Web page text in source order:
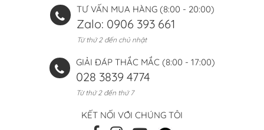
TƯ VẤN MUA HÀNG (8:00 - 20:00)
Zalo: 0906 393 661
Từ thứ 2 đến chủ nhật
GIẢI ĐÁP THẮC MẮC (8:00 - 17:00)
028 3839 4774
Từ thứ 2 đến thứ 7
KẾT NỐI VỚI CHÚNG TÔI